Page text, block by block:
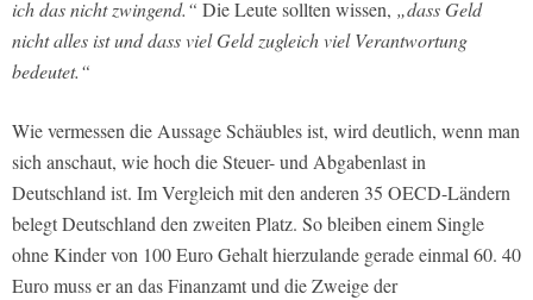
ich das nicht zwingend.“ Die Leute sollten wissen, „dass Geld
nicht alles ist und dass viel Geld zugleich viel Verantwortung
bedeutet.“
Wie vermessen die Aussage Schäubles ist, wird deutlich, wenn man
sich anschaut, wie hoch die Steuer- und Abgabenlast in
Deutschland ist. Im Vergleich mit den anderen 35 OECD-Ländern
belegt Deutschland den zweiten Platz. So bleiben einem Single
ohne Kinder von 100 Euro Gehalt hierzulande gerade einmal 60. 40
Euro muss er an das Finanzamt und die Zweige der